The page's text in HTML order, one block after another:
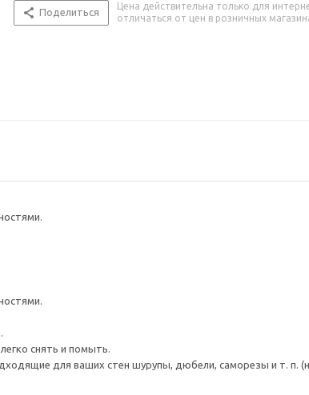
Поделиться
Цена действительна только для
отличаться от цен в розничных
снять и помыть.
для ваших стен шурупы, дюбели, саморезы и т. п.